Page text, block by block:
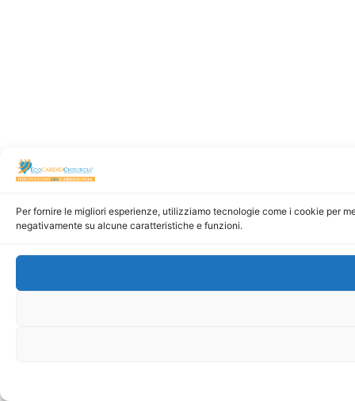
Per fornire le migliori esperienze, utilizziamo tecnologie come i cookie per
negativamente su alcune caratteristiche e funzioni.